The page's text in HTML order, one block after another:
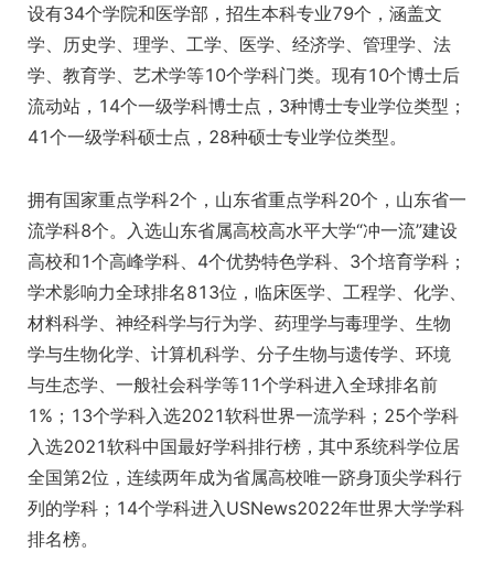
设有34个学院和医学部，招生本科专业79个，涵盖文
学、历史学、理学、工学、医学、经济学、管理学、法
学、教育学、艺术学等10个学科门类。现有10个博士后
流动站，14个一级学科博士点，3种博士专业学位类型；
41个一级学科硕士点，28种硕士专业学位类型。
拥有国家重点学科2个，山东省重点学科20个，山东省一
流学科8个。入选山东省属高校高水平大学“冲一流”建设
高校和1个高峰学科、4个优势特色学科、3个培育学科；
学术影响力全球排名813位，临床医学、工程学、化学、
材料科学、神经科学与行为学、药理学与毒理学、生物
学与生物化学、计算机科学、分子生物与遗传学、环境
与生态学、一般社会科学等11个学科进入全球排名前
1%；13个学科入选2021软科世界一流学科；25个学科
入选2021软科中国最好学科排行榜，其中系统科学位居
全国第2位，连续两年成为省属高校唯一跻身顶尖学科行
列的学科；14个学科进入USNews2022年世界大学学科
排名榜。